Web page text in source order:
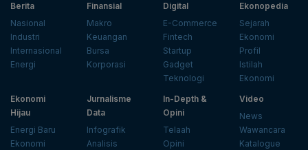
Berita
Nasional
Industri
Internasional
Energi
Finansial
Makro
Keuangan
Bursa
Korporasi
Digital
E-Commerce
Fintech
Startup
Gadget
Teknologi
Ekonopedia
Sejarah
Ekonomi
Profil
Istilah
Ekonomi
Ekonomi
Hijau
Energi Baru
Ekonomi
Jurnalisme
Data
Infografik
Analisis
In-Depth &
Opini
Telaah
Opini
Video
News
Wawancara
Katalogue